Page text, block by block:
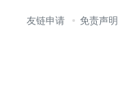
友链申请 免责声明